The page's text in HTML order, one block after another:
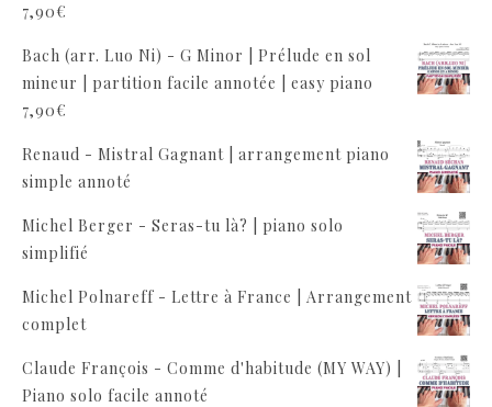
7,90€
Bach (arr. Luo Ni) - G Minor | Prélude en sol
mineur | partition facile annotée | easy piano
7,90€
Renaud - Mistral Gagnant | arrangement piano
simple annoté
Michel Berger - Seras-tu là? | piano solo
simplifié
Michel Polnareff - Lettre à France | Arrangement
complet
Claude François - Comme d'habitude (MY WAY) |
Piano solo facile annoté